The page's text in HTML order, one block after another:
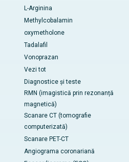
L-Arginina
Methylcobalamin
oxymetholone
Tadalafil
Vonoprazan
Vezi tot
Diagnostice și teste
RMN (imagistică prin rezonanță
magnetică)
Scanare CT (tomografie
computerizată)
Scanare PET-CT
Angiograma coronariană